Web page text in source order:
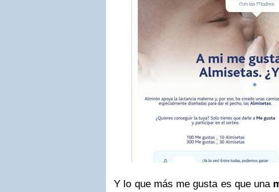
Y lo que más me gusta es que una